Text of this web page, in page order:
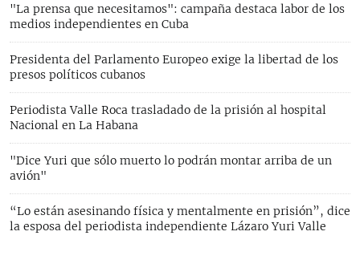
"La prensa que necesitamos": campaña destaca labor de los
medios independientes en Cuba
Presidenta del Parlamento Europeo exige la libertad de los
presos políticos cubanos
Periodista Valle Roca trasladado de la prisión al hospital
Nacional en La Habana
"Dice Yuri que sólo muerto lo podrán montar arriba de un
avión"
“Lo están asesinando física y mentalmente en prisión”, dice
la esposa del periodista independiente Lázaro Yuri Valle